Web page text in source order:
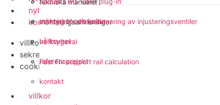
tekniska manualer
monteringsanvisningar
verktyg för dimensionering av injusteringsventiler
verktygsval
Fast Fix support rail calculation
människor och kultur
hållbarhet
referensprojekt
kontakt
nyheter
kontakt
villkor
sekretesspolicy
cookie policy
villkor